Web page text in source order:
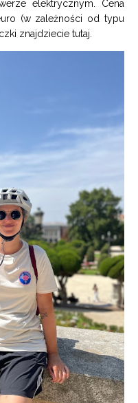
elektrycznym. Cena
(w zależności od typu
znajdziecie tutaj